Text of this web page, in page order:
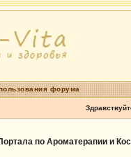
форума
по Ароматерапии и